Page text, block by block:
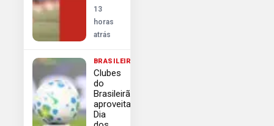
13
horas
atrás
BRASILEIRÃO
Clubes
do
Brasileirão
aproveitam
Dia